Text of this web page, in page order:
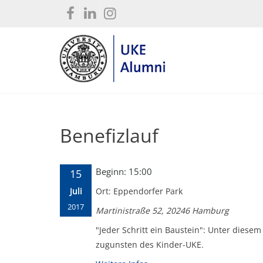
Benefizlauf
15
Juli
2017
Beginn: 15:00
Ort: Eppendorfer Park
Martinistraße 52, 20246 Hamburg
"Jeder Schritt ein Baustein": Unter
zugunsten des Kinder-UKE.